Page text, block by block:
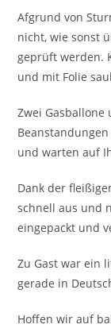
Afgrund von
nicht, wie sonst
geprüft werden.
und mit Folie
Zwei
und warten auf
Dank der
schnell aus und
eingepackt und
Zu Gast war ein
gerade in
Hoffen wir auf